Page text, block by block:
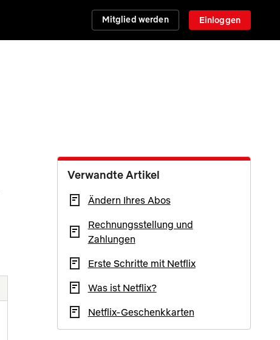
Mitglied werden Einloggen
Verwandte Artikel
Ändern Ihres Abos
Rechnungsstellung und
Zahlungen
Erste Schritte mit Netflix
Was ist Netflix?
Netflix-Geschenkkarten